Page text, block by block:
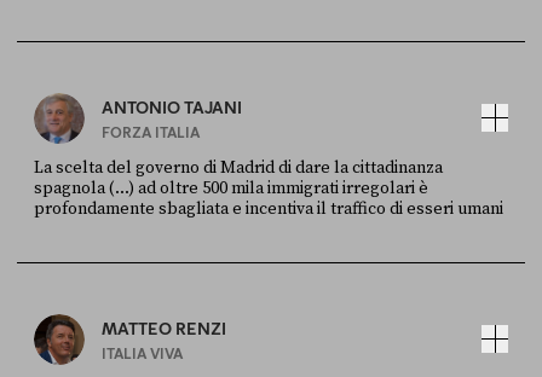
ANTONIO TAJANI
FORZA ITALIA
La scelta del governo di Madrid di dare la cittadinanza
spagnola (...) ad oltre 500 mila immigrati irregolari è
profondamente sbagliata e incentiva il traffico di esseri umani
MATTEO RENZI
ITALIA VIVA